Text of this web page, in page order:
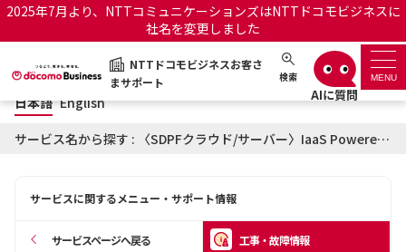
2025年7月より、NTTコミュニケーションズはNTTドコモビジネスに
社名を変更しました
NTTドコモビジネスお客さ
まサポート
検索 MENU
NTTドコモビジネスお客さまサポート 日本語 English
サポートトップ
日本語 English
サービス名から探す : 〈SDPFクラウド/サーバー〉IaaS Powered by VMwareに関する工事・故障情報
サービスに関するメニュー・サポート情報
サービスページへ戻る 工事・故障情報